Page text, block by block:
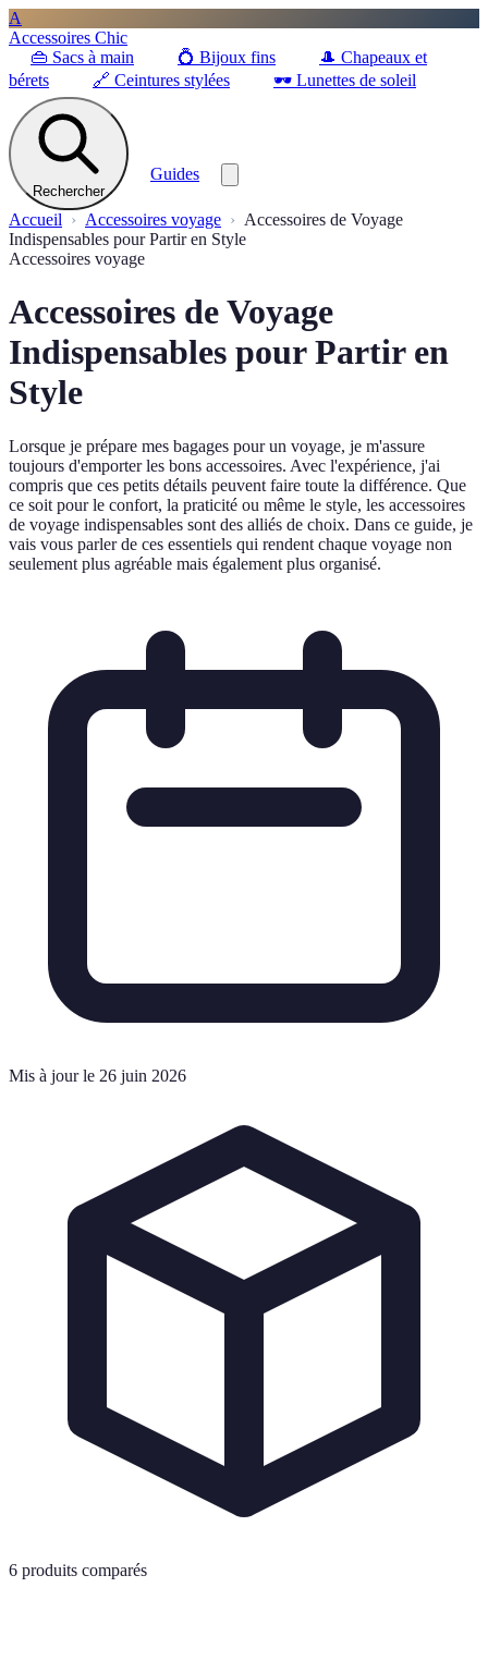
A
Accessoires Chic
👜 Sacs à main 💍 Bijoux fins 🎩 Chapeaux et
bérets
🔗 Ceintures stylées 🕶️ Lunettes de soleil
Rechercher
Guides
Accueil Accessoires voyage
Accessoires de Voyage
Indispensables pour Partir en Style
Accessoires voyage
Accessoires de Voyage
Indispensables pour Partir en
Style
Lorsque je prépare mes bagages pour un voyage, je m'assure
toujours d'emporter les bons accessoires. Avec l'expérience, j'ai
compris que ces petits détails peuvent faire toute la différence. Que
ce soit pour le confort, la praticité ou même le style, les accessoires
de voyage indispensables sont des alliés de choix. Dans ce guide, je
vais vous parler de ces essentiels qui rendent chaque voyage non
seulement plus agréable mais également plus organisé.
Mis à jour le 26 juin 2026
6 produits comparés